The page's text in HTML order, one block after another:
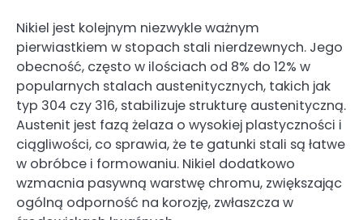
Nikiel jest kolejnym niezwykle ważnym
pierwiastkiem w stopach stali nierdzewnych. Jego
obecność, często w ilościach od 8% do 12% w
popularnych stalach austenitycznych, takich jak
typ 304 czy 316, stabilizuje strukturę austenityczną.
Austenit jest fazą żelaza o wysokiej plastyczności i
ciągliwości, co sprawia, że te gatunki stali są łatwe
w obróbce i formowaniu. Nikiel dodatkowo
wzmacnia pasywną warstwę chromu, zwiększając
ogólną odporność na korozję, zwłaszcza w